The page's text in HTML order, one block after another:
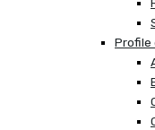
Profile